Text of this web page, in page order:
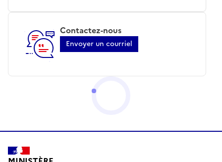
Contactez-nous
Envoyer un courriel